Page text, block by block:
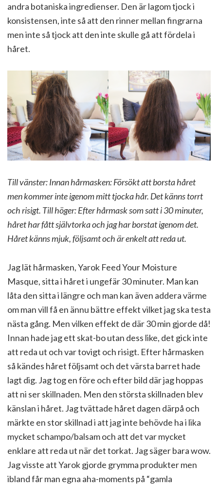
andra botaniska ingredienser. Den är lagom tjock i
konsistensen, inte så att den rinner mellan fingrarna
men inte så tjock att den inte skulle gå att fördela i
håret.
Till vänster: Innan hårmasken: Försökt att borsta håret
men kommer inte igenom mitt tjocka hår. Det känns torrt
och risigt. Till höger: Efter hårmask som satt i 30 minuter,
håret har fått självtorka och jag har borstat igenom det.
Håret känns mjuk, följsamt och är enkelt att reda ut.
Jag lät hårmasken, Yarok Feed Your Moisture
Masque, sitta i håret i ungefär 30 minuter. Man kan
låta den sitta i längre och man kan även addera värme
om man vill få en ännu bättre effekt vilket jag ska testa
nästa gång. Men vilken effekt de där 30 min gjorde då!
Innan hade jag ett skat-bo utan dess like, det gick inte
att reda ut och var tovigt och risigt. Efter hårmasken
så kändes håret följsamt och det värsta barret hade
lagt dig. Jag tog en före och efter bild där jag hoppas
att ni ser skillnaden. Men den största skillnaden blev
känslan i håret. Jag tvättade håret dagen därpå och
märkte en stor skillnad i att jag inte behövde ha i lika
mycket schampo/balsam och att det var mycket
enklare att reda ut när det torkat. Jag säger bara wow.
Jag visste att Yarok gjorde grymma produkter men
ibland får man egna aha-moments på “gamla